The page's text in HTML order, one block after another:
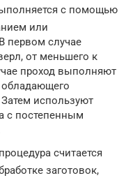
с помощью
или
первом случае
от меньшего к
проход выполняют
используют
с постепенным
считается
заготовок,